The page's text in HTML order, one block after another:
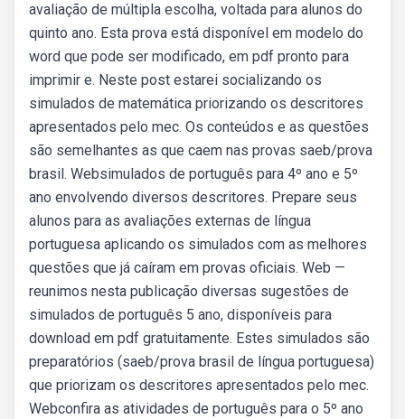
avaliação de múltipla escolha, voltada para alunos do
quinto ano. Esta prova está disponível em modelo do
word que pode ser modificado, em pdf pronto para
imprimir e. Neste post estarei socializando os
simulados de matemática priorizando os descritores
apresentados pelo mec. Os conteúdos e as questões
são semelhantes as que caem nas provas saeb/prova
brasil. Websimulados de português para 4º ano e 5º
ano envolvendo diversos descritores. Prepare seus
alunos para as avaliações externas de língua
portuguesa aplicando os simulados com as melhores
questões que já caíram em provas oficiais. Web —
reunimos nesta publicação diversas sugestões de
simulados de português 5 ano, disponíveis para
download em pdf gratuitamente. Estes simulados são
preparatórios (saeb/prova brasil de língua portuguesa)
que priorizam os descritores apresentados pelo mec.
Webconfira as atividades de português para o 5º ano